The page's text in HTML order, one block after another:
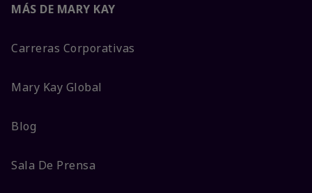
MÁS DE MARY KAY
Carreras Corporativas
Mary Kay Global
Blog
Sala De Prensa